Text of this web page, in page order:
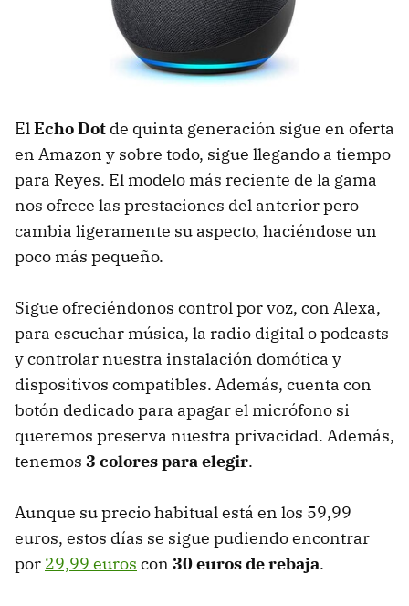
ElEcho Dot de quinta generación sigue en oferta
en Amazon y sobre todo, sigue llegando a tiempo
para Reyes. El modelo más reciente de la gama
nos ofrece las prestaciones del anterior pero
cambia ligeramente su aspecto, haciéndose un
poco más pequeño.
Sigue ofreciéndonos control por voz, con Alexa,
para escuchar música, la radio digital o podcasts
y controlar nuestra instalación domótica y
dispositivos compatibles. Además, cuenta con
botón dedicado para apagar el micrófono si
queremos preserva nuestra privacidad. Además,
tenemos 3 colores para elegir.
Aunque su precio habitual está en los 59,99
euros, estos días se sigue pudiendo encontrar
por 29,99 euros con 30 euros de rebaja.